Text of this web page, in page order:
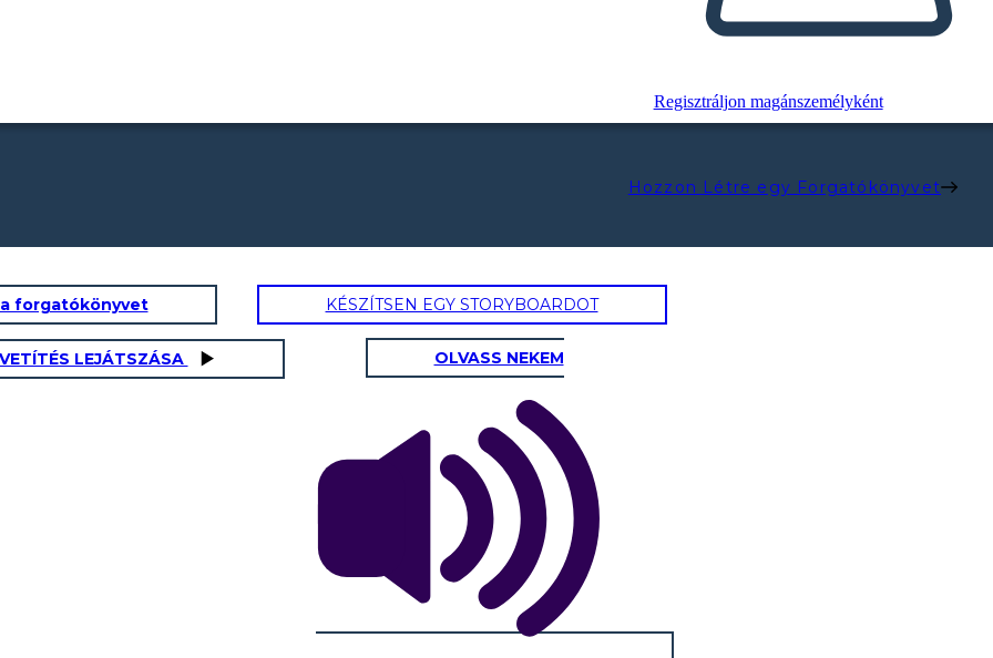
Regisztráljon magánszemélyként
Hozzon Létre egy Forgatókönyvet
forgatókönyvet KÉSZÍTSEN EGY STORYBOARDOT
LEJÁTSZÁSA OLVASS NEKEM